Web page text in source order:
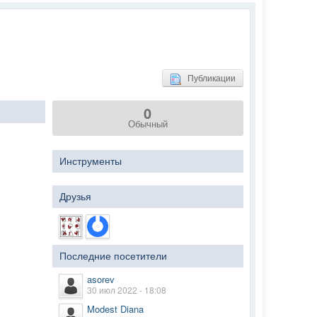
Публикации
0
Обычный
Инструменты
Друзья
Последние посетители
asorev
30 июл 2022 - 18:08
Modest Diana